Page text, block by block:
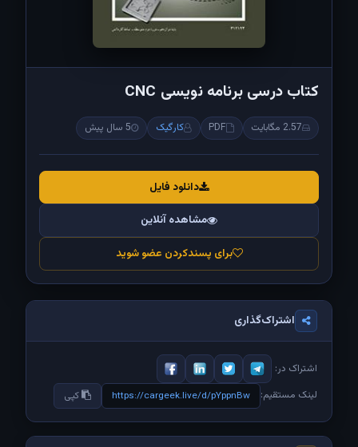
کتاب درسی برنامه نویسی CNC
2.57 مگابایت PDF کارگیک 5 سال پیش
دانلود فایل
مشاهده آنلاین
برای پسندکردن عضو شوید
اشتراک‌گذاری
اشتراک در:
لینک مستقیم: https://cargeek.live/d/pYppnBw کپی